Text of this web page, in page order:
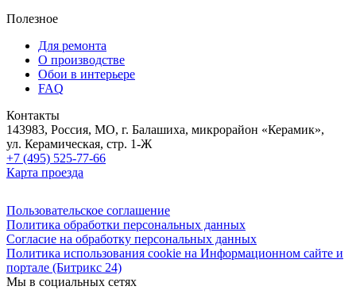
Полезное
Для ремонта
О производстве
Обои в интерьере
FAQ
Контакты
143983, Россия, МО, г. Балашиха, микрорайон «Керамик»,
ул. Керамическая, стр. 1-Ж
+7 (495) 525-77-66
Карта проезда
Пользовательское соглашение
Политика обработки персональных данных
Согласие на обработку персональных данных
Политика использования cookie на Информационном сайте и
портале (Битрикс 24)
Мы в социальных сетях